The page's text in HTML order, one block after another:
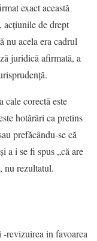
exact această
acțiunile de drept
nu acela era cadrul
juridică afirmată, a
cale corectă este
hotărâri ca pretins
prefăcându-se că
a i se fi spus „că are
nu rezultatul.
revizuirea in favoarea